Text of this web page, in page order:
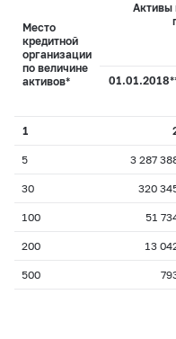
Место
кредитной
организации
по величине
активов*
Активы
1
5 3 287
30 320
100 51
200 13
500